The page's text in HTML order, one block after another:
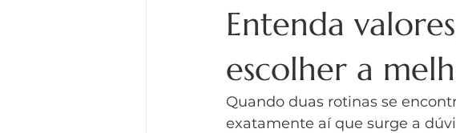
Entenda
escolher a
Quando duas rotinas se
exatamente aí que surge a